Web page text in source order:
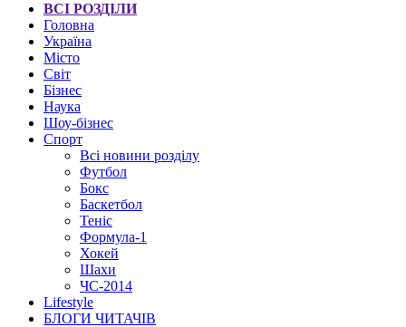
ВСІ РОЗДІЛИ
Головна
Україна
Місто
Світ
Бізнес
Наука
Шоу-бізнес
Спорт
Всі новини розділу
Футбол
Бокс
Баскетбол
Теніс
Формула-1
Хокей
Шахи
ЧС-2014
Lifestyle
БЛОГИ ЧИТАЧІВ